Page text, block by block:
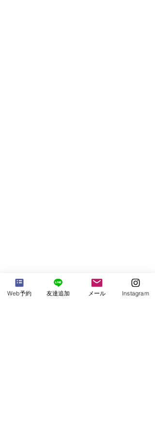
Web予約 友達追加 メール Instagram